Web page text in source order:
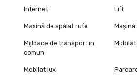
Internet Lift
Mașină de spălat rufe Mașină
Mijloace de transport în
comun
Mobilat lux